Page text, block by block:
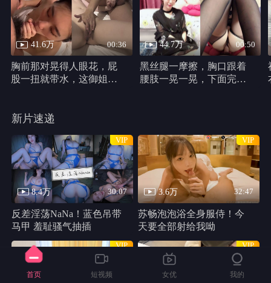
41.6万 00:36
胸前那对晃得人眼花，屁
股一扭就带水，这御姐身
44.7万 00:50
黑丝腿一摩擦，胸口跟着
腰肢一晃一晃，下面完全
新片速递
8.4万 30:07
VIP
反差淫荡NaNa！蓝色吊带
马甲 羞耻骚气抽插
3.6万 32:47
VIP
苏畅泡泡浴全身服侍！今
天要全部射给我呦
VIP VIP
首页 短视频 女优 我的